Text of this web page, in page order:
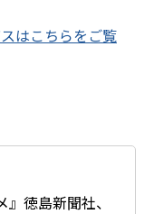
はこちらをご覧
徳島新聞社、